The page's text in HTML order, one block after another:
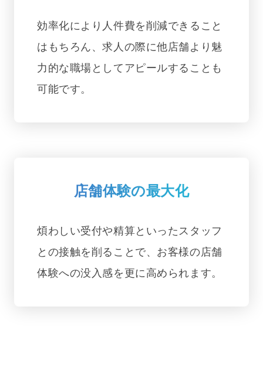
効率化により人件費を削減できること
はもちろん、求人の際に他店舗より魅
力的な職場としてアピールすることも
可能です。
店舗体験の最大化
煩わしい受付や精算といったスタッフ
との接触を削ることで、お客様の店舗
体験への没入感を更に高められます。